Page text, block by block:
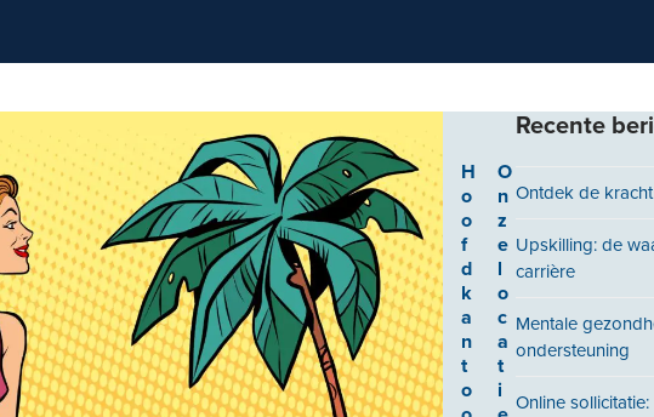
Recente
Ontdek de
Upskilling: de
carrière
Mentale
ondersteuning
Online
H
o
o
f
d
k
a
n
t
o
O
n
z
e
l
o
c
a
t
i